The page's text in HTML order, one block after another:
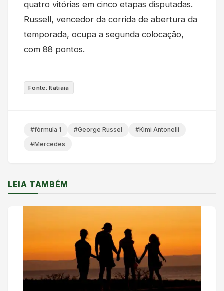
quatro vitórias em cinco etapas disputadas.
Russell, vencedor da corrida de abertura da
temporada, ocupa a segunda colocação,
com 88 pontos.
Fonte: Itatiaia
#fórmula 1 #George Russel
#Kimi Antonelli
#Mercedes
LEIA TAMBÉM